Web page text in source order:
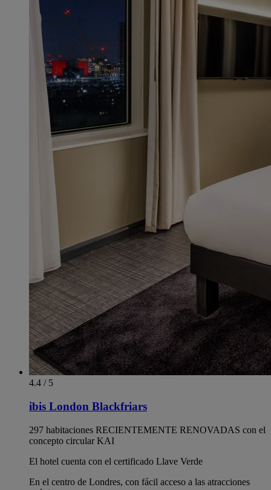
4.4 / 5
ibis London Blackfriars
297 habitaciones RECIENTEMENTE RENOVADAS con el
concepto circular KAI
El hotel cuenta con el certificado Llave Verde
En el centro de Londres, con fácil acceso a las atracciones